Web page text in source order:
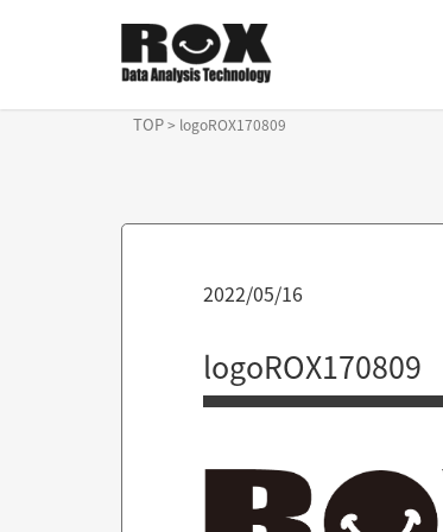
TOP> logoROX170809
2022/05/16
logoROX170809